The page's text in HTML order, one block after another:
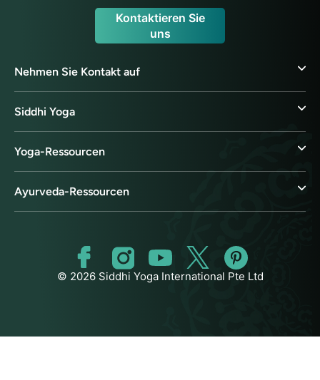
Kontaktieren Sie
uns
Nehmen Sie Kontakt auf
Siddhi Yoga
Yoga-Ressourcen
Ayurveda-Ressourcen
© 2026 Siddhi Yoga International Pte Ltd